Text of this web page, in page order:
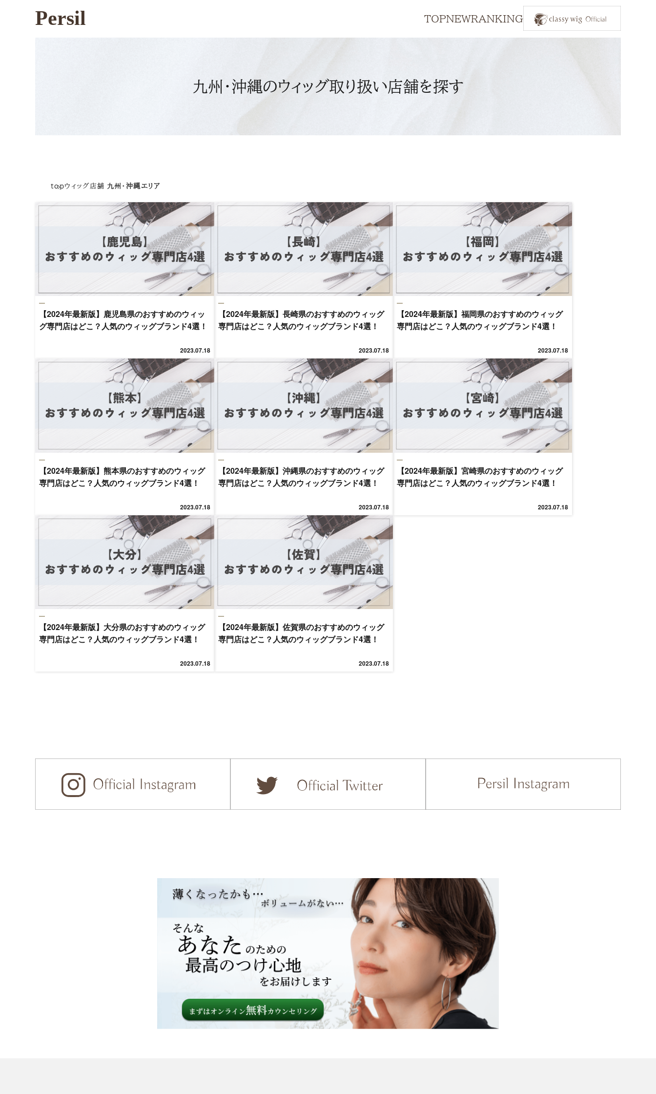
Persil TOPNEWRANKING
九州・沖縄のウィッグ取り扱い店舗を探す
topウィッグ店舗 九州・沖縄エリア
【2024年最新版】鹿児島県のおすすめのウィッ
グ専門店はどこ？人気のウィッグブランド4選！
2023.07.18
【2024年最新版】長崎県のおすすめのウィッグ
専門店はどこ？人気のウィッグブランド4選！
2023.07.18
【2024年最新版】福岡県のおすすめのウィッグ
専門店はどこ？人気のウィッグブランド4選！
2023.07.18
【2024年最新版】熊本県のおすすめのウィッグ
専門店はどこ？人気のウィッグブランド4選！
2023.07.18
【2024年最新版】沖縄県のおすすめのウィッグ
専門店はどこ？人気のウィッグブランド4選！
2023.07.18
【2024年最新版】宮崎県のおすすめのウィッグ
専門店はどこ？人気のウィッグブランド4選！
2023.07.18
【2024年最新版】大分県のおすすめのウィッグ
専門店はどこ？人気のウィッグブランド4選！
2023.07.18
【2024年最新版】佐賀県のおすすめのウィッグ
専門店はどこ？人気のウィッグブランド4選！
2023.07.18